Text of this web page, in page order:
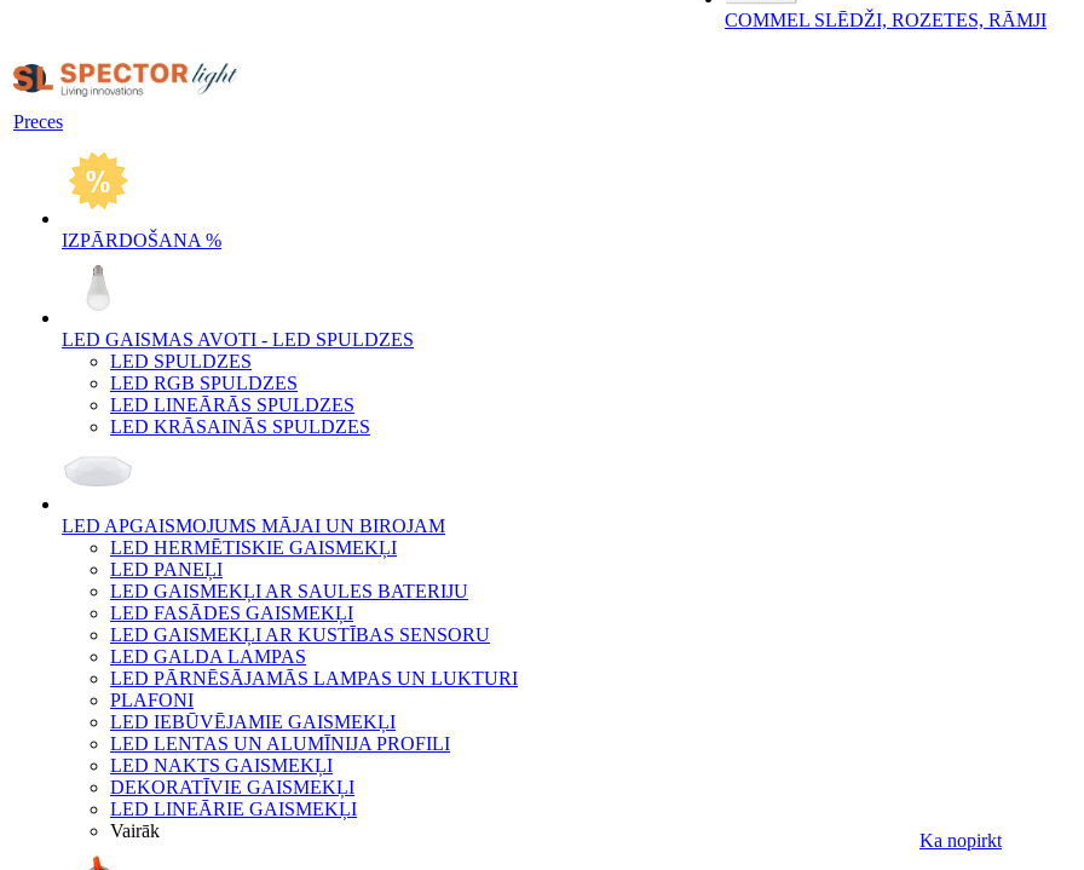
COMMEL SLĒDŽI, ROZETES, RĀMJI
Preces
IZPĀRDOŠANA %
LED GAISMAS AVOTI - LED SPULDZES
LED SPULDZES
LED RGB SPULDZES
LED LINEĀRĀS SPULDZES
LED KRĀSAINĀS SPULDZES
LED APGAISMOJUMS MĀJAI UN BIROJAM
LED HERMĒTISKIE GAISMEKĻI
LED PANEĻI
LED GAISMEKĻI AR SAULES BATERIJU
LED FASĀDES GAISMEKĻI
LED GAISMEKĻI AR KUSTĪBAS SENSORU
LED GALDA LAMPAS
LED PĀRNĒSĀJAMĀS LAMPAS UN LUKTURI
PLAFONI
LED IEBŪVĒJAMIE GAISMEKĻI
LED LENTAS UN ALUMĪNIJA PROFILI
LED NAKTS GAISMEKĻI
DEKORATĪVIE GAISMEKĻI
LED LINEĀRIE GAISMEKĻI
Vairāk
Ka nopirkt